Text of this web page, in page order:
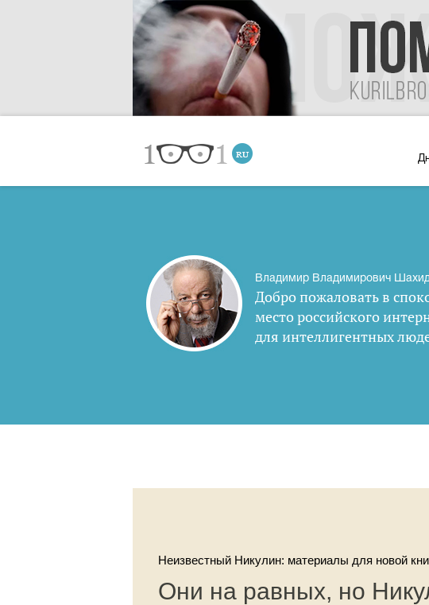
Владимир Владимирович
Добро пожаловать в
место российского
для интеллигентных
Неизвестный Никулин: материалы для новой
Они на равных, но